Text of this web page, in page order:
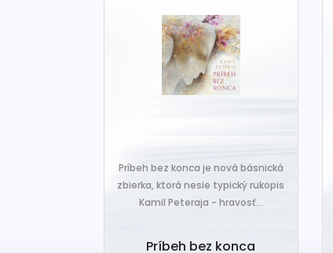
Príbeh bez konca je nová básnická
zbierka, ktorá nesie typický rukopis
Kamil Peteraja - hravosť...
Príbeh bez konca